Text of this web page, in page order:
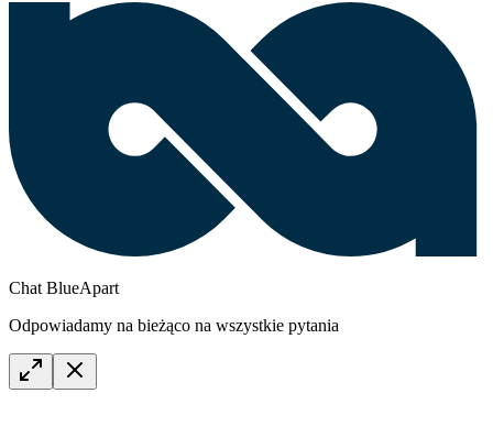
Chat BlueApart
Odpowiadamy na bieżąco na wszystkie pytania